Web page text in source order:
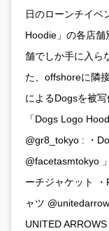
日のローンチイベ
Hoodie」の各店
舗でしか手に入ら
た、offshoreに隣
によるDogsを被
「Dogs Logo
@gr8_tokyo : ・
@facetasmtokyo
ーチジャケット
ャツ
UNITED